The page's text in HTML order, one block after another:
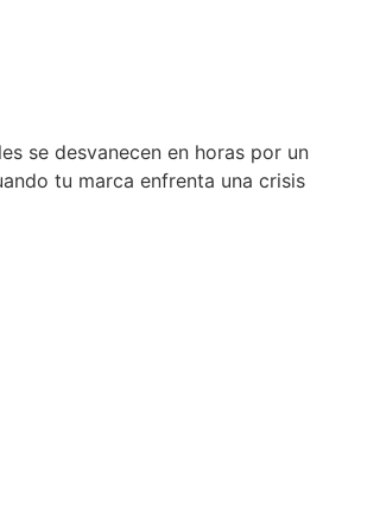
se desvanecen en horas por un
tu marca enfrenta una crisis